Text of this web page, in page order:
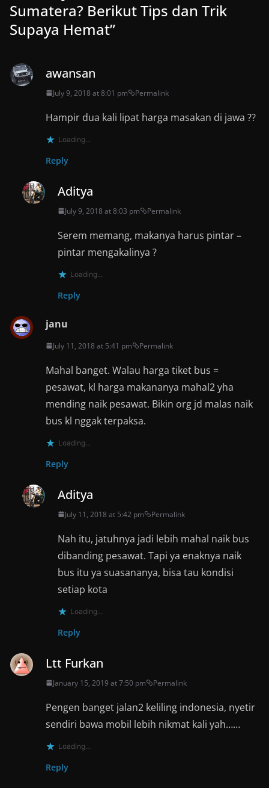
Sumatera? Berikut Tips dan Trik
Supaya Hemat”
awansan
July 9, 2018 at 8:01 pm Permalink
Hampir dua kali lipat harga masakan di jawa ??
Loading...
Reply
Aditya
July 9, 2018 at 8:03 pm Permalink
Serem memang, makanya harus pintar –
pintar mengakalinya ?
Loading...
Reply
janu
July 11, 2018 at 5:41 pm Permalink
Mahal banget. Walau harga tiket bus =
pesawat, kl harga makananya mahal2 yha
mending naik pesawat. Bikin org jd malas naik
bus kl nggak terpaksa.
Loading...
Reply
Aditya
July 11, 2018 at 5:42 pm Permalink
Nah itu, jatuhnya jadi lebih mahal naik bus
dibanding pesawat. Tapi ya enaknya naik
bus itu ya suasananya, bisa tau kondisi
setiap kota
Loading...
Reply
Ltt Furkan
January 15, 2019 at 7:50 pm Permalink
Pengen banget jalan2 keliling indonesia, nyetir
sendiri bawa mobil lebih nikmat kali yah……
Loading...
Reply